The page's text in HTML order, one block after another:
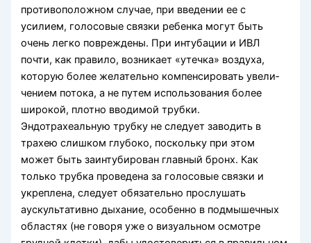
противоположном случае, при введении ее с
усилием, голосовые связки ребенка могут быть
очень легко повреждены. При интубации и ИВЛ
почти, как правило, возникает «утечка» воздуха,
которую более желательно компенсировать увели­
чением потока, а не путем использования более
широкой, плотно вводимой трубки.
Эндотрахеальную трубку не следует заводить в
трахею слишком глубоко, поскольку при этом
может быть заинтубирован главный бронх. Как
только трубка прове­дена за голосовые связки и
укреплена, следует обязательно прослушать
аускультативно дыхание, особенно в подмышечных
областях (не говоря уже о визуальном осмотре